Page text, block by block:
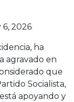
2026
ha
agravado en
que
Socialista,
apoyando y